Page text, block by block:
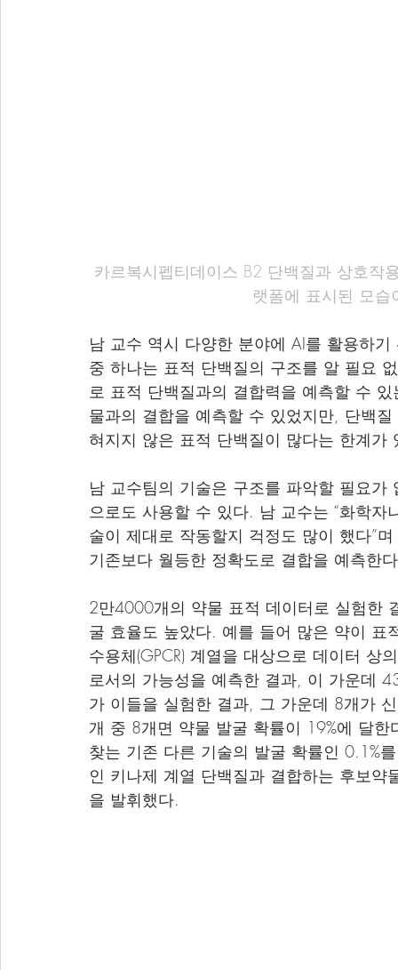
카르복시펩티데이스 B2 단백질과 상호작
랫폼에 표시된 모
남 교수 역시 다양한 분야에 AI를 활용하
중 하나는 표적 단백질의 구조를 알 필요
로 표적 단백질과의 결합력을 예측할 수
물과의 결합을 예측할 수 있었지만, 단백
혀지지 않은 표적 단백질이 많다는 한계가
남 교수팀의 기술은 구조를 파악할 필요
으로도 사용할 수 있다. 남 교수는 “화학
술이 제대로 작동할지 걱정도 많이 했다”
기존보다 월등한 정확도로 결합을 예측한
2만4000개의 약물 표적 데이터로 실험한
굴 효율도 높았다. 예를 들어 많은 약이 표
수용체(GPCR) 계열을 대상으로 데이터
로서의 가능성을 예측한 결과, 이 가운데
가 이들을 실험한 결과, 그 가운데 8개가
개 중 8개면 약물 발굴 확률이 19%에 달
찾는 기존 다른 기술의 발굴 확률인 0.1%
인 키나제 계열 단백질과 결합하는 후보
을 발휘했다.